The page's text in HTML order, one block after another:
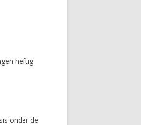
heftig
onder de